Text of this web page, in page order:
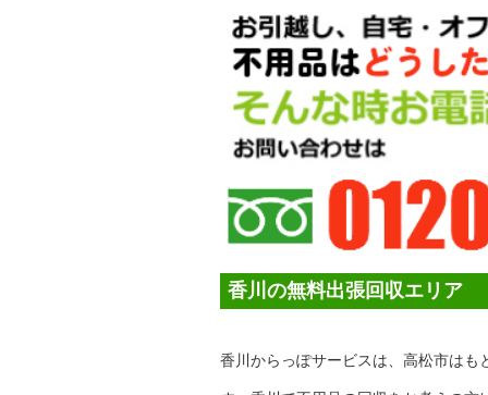
香川の無料出張回収エリア
香川からっぽサービスは、高松市はも